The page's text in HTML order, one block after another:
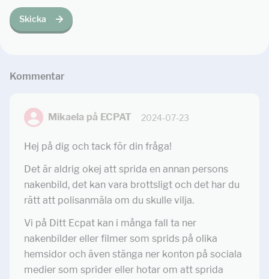
Skicka
Kommentar
Mikaela på ECPAT 2024-07-23
Hej på dig och tack för din fråga!
Det är aldrig okej att sprida en annan persons
nakenbild, det kan vara brottsligt och det har du
rätt att polisanmäla om du skulle vilja.
Vi på Ditt Ecpat kan i många fall ta ner
nakenbilder eller filmer som sprids på olika
hemsidor och även stänga ner konton på sociala
medier som sprider eller hotar om att sprida